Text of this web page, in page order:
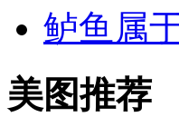
鲈鱼属
美图推荐